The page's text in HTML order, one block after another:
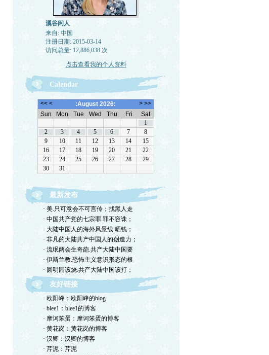
溪谷闲人
来自: 中国
注册日期: 2015-03-14
访问总量: 12,886,038 次
点击查看我的个人资料
Calendar
最新发布
· 美.只可意会不可言传；找黑人走
· 中国共产党的七宗罪.罪不容诛；
· 大陆中国人的海外风景线.晒钱；
· 非凡的大陆共产中国人的创造力；
· 流氓两会生奇葩.共产大陆中国要
· 伊斯兰教.恐怖主义意识形态的根
· 圆明园该烧.共产大陆中国该打；
友好链接
· 欧阳峰：欧阳峰的blog
· blee1：blee1的博客
· 摩诃笨蛋：摩诃笨蛋的博客
· 黄花岗：黄花岗的博客
· 汉卿：汉卿的博客
· 芹泥：芹泥